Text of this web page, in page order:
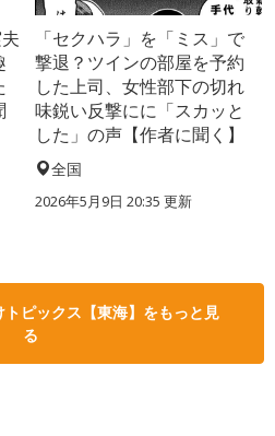
「セクハラ」を「ミス」で
撃退？ツインの部屋を予約
した上司、女性部下の切れ
味鋭い反撃にに「スカッと
した」の声【作者に聞く】
全国
2026年5月9日 20:35 更新
ピックス【東海】をもっと見
る